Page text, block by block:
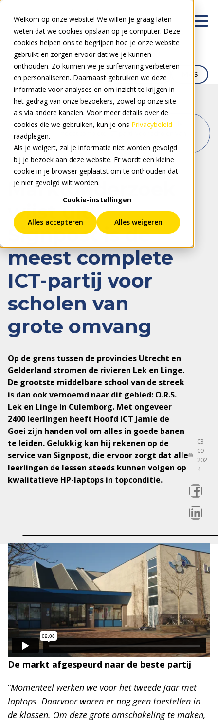
Welkom op onze website! We willen je graag laten
weten dat we cookies opslaan op je computer. Deze
cookies helpen ons te begrijpen hoe je onze website
gebruikt en zorgen ervoor dat we je kunnen
onthouden. Zo kunnen we je surfervaring verbeteren
en personaliseren. Daarnaast gebruiken we deze
informatie voor analyses en om inzicht te krijgen in
het gedrag van onze bezoekers, zowel op onze site
als via andere kanalen. Voor meer details over de
cookies die we gebruiken, kun je ons Privacybeleid
raadplegen.
Als je weigert, zal je informatie niet worden gevolgd
bij je bezoek aan deze website. Er wordt een kleine
cookie in je browser geplaatst om te onthouden dat
je niet gevolgd wilt worden.
Cookie-instellingen
Alles accepteren Alles weigeren
Signpost Shop M4S
Waarom
Signpost?
/ Marktonderzoek wijst uit: Signpost is de
grote omvang
Marktonderzoek
wijst uit:
Signpost is de
meest complete
ICT-partij voor
scholen van
grote omvang
Op de grens tussen de provincies Utrecht en
Gelderland stromen de rivieren Lek en Linge.
De grootste middelbare school van de streek
is dan ook vernoemd naar dit gebied: O.R.S.
Lek en Linge in Culemborg. Met ongeveer
2400 leerlingen heeft Hoofd ICT Jamie de
Goei zijn handen vol om alles in goede banen
te leiden. Gelukkig kan hij rekenen op de
service van Signpost, die ervoor zorgt dat alle
leerlingen de lessen steeds kunnen volgen op
kwalitatieve HP-laptops in topconditie.
03-
09-
202
4
De markt afgespeurd naar de beste partij
“Momenteel werken we voor het tweede jaar met
laptops. Daarvoor waren er nog geen toestellen in
de klassen. Om deze grote omschakeling te maken,